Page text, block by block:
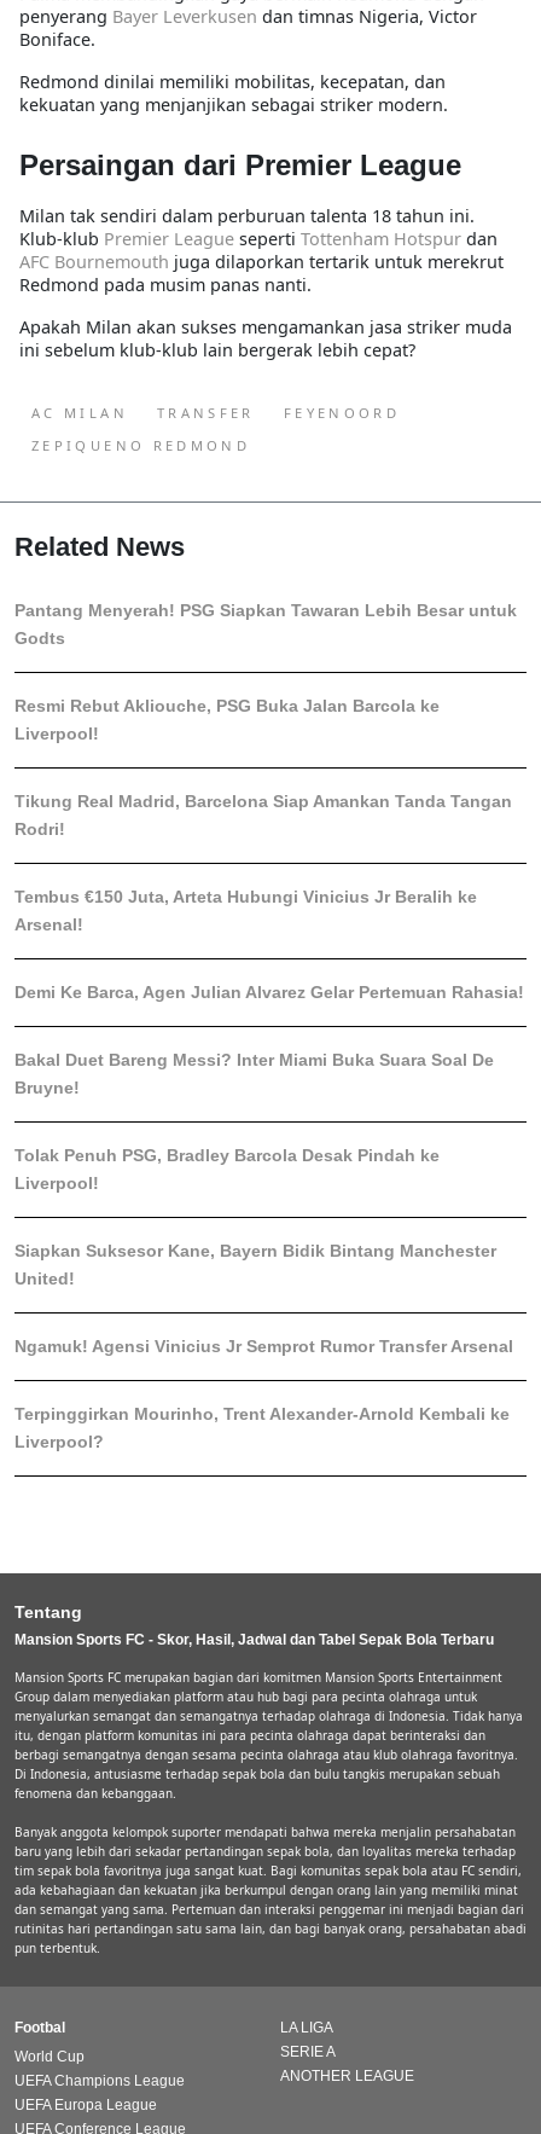
penyerang Bayer Leverkusen dan timnas Nigeria, Victor
Boniface.
Redmond dinilai memiliki mobilitas, kecepatan, dan
kekuatan yang menjanjikan sebagai striker modern.
Persaingan dari Premier League
Milan tak sendiri dalam perburuan talenta 18 tahun ini.
Klub-klub Premier League seperti Tottenham Hotspur dan
AFC Bournemouth juga dilaporkan tertarik untuk merekrut
Redmond pada musim panas nanti.
Apakah Milan akan sukses mengamankan jasa striker muda
ini sebelum klub-klub lain bergerak lebih cepat?
AC MILAN TRANSFER
FEYENOORD
ZEPIQUENO REDMOND
Related News
Pantang Menyerah! PSG Siapkan Tawaran Lebih Besar untuk
Godts
Resmi Rebut Akliouche, PSG Buka Jalan Barcola ke
Liverpool!
Tikung Real Madrid, Barcelona Siap Amankan Tanda Tangan
Rodri!
Tembus €150 Juta, Arteta Hubungi Vinicius Jr Beralih ke
Arsenal!
Demi Ke Barca, Agen Julian Alvarez Gelar Pertemuan Rahasia!
Bakal Duet Bareng Messi? Inter Miami Buka Suara Soal De
Bruyne!
Tolak Penuh PSG, Bradley Barcola Desak Pindah ke
Liverpool!
Siapkan Suksesor Kane, Bayern Bidik Bintang Manchester
United!
Ngamuk! Agensi Vinicius Jr Semprot Rumor Transfer Arsenal
Terpinggirkan Mourinho, Trent Alexander-Arnold Kembali ke
Liverpool?
Tentang
Mansion Sports FC - Skor, Hasil, Jadwal dan Tabel Sepak Bola Terbaru
Mansion Sports FC merupakan bagian dari komitmen Mansion Sports Entertainment
Group dalam menyediakan platform atau hub bagi para pecinta olahraga untuk
menyalurkan semangat dan semangatnya terhadap olahraga di Indonesia. Tidak hanya
itu, dengan platform komunitas ini para pecinta olahraga dapat berinteraksi dan
berbagi semangatnya dengan sesama pecinta olahraga atau klub olahraga favoritnya.
Di Indonesia, antusiasme terhadap sepak bola dan bulu tangkis merupakan sebuah
fenomena dan kebanggaan.
Banyak anggota kelompok suporter mendapati bahwa mereka menjalin persahabatan
baru yang lebih dari sekadar pertandingan sepak bola, dan loyalitas mereka terhadap
tim sepak bola favoritnya juga sangat kuat. Bagi komunitas sepak bola atau FC sendiri,
ada kebahagiaan dan kekuatan jika berkumpul dengan orang lain yang memiliki minat
dan semangat yang sama. Pertemuan dan interaksi penggemar ini menjadi bagian dari
rutinitas hari pertandingan satu sama lain, dan bagi banyak orang, persahabatan abadi
pun terbentuk.
Footbal
World Cup
UEFA Champions League
UEFA Europa League
UEFA Conference League
LA LIGA
SERIE A
ANOTHER LEAGUE